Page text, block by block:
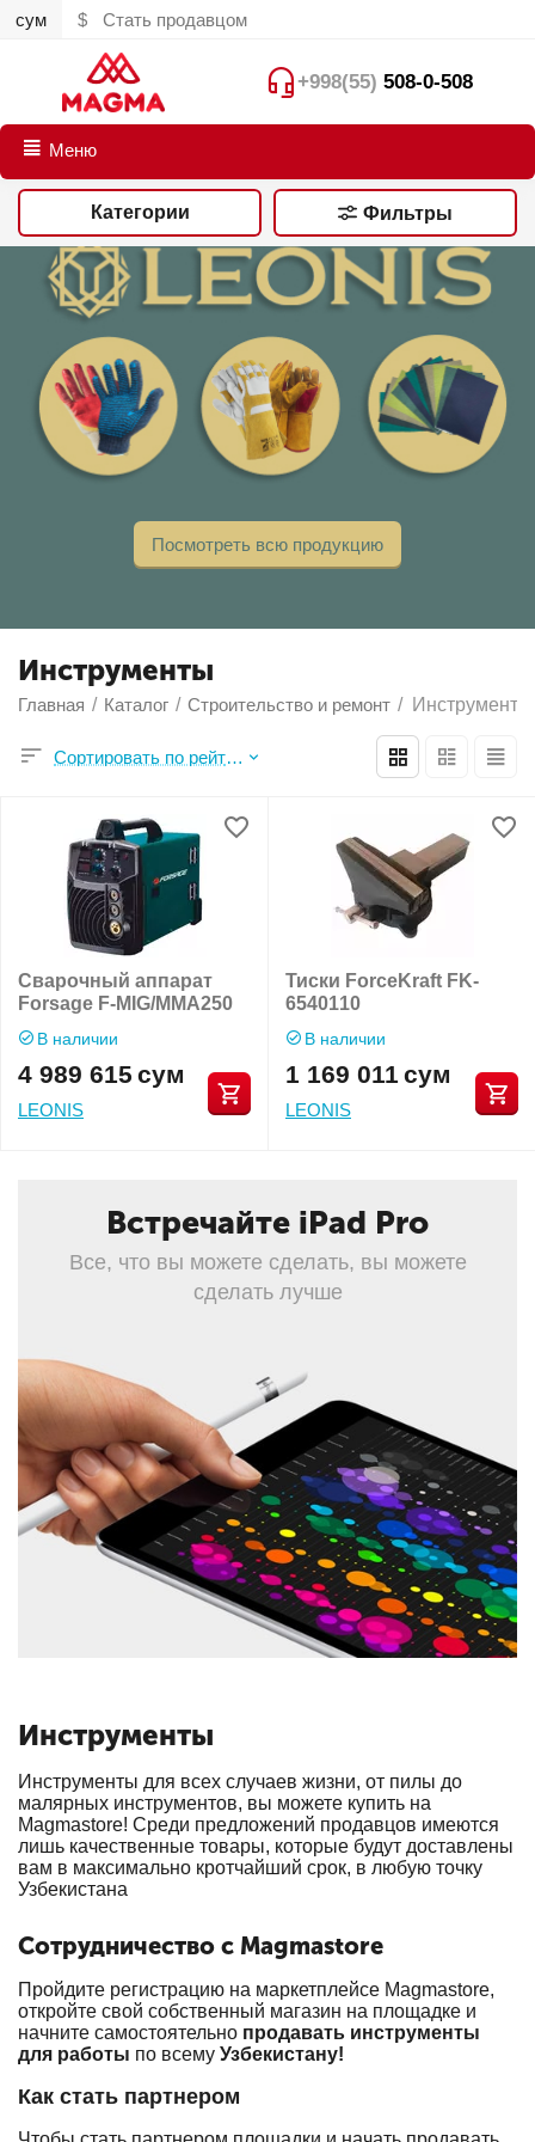
сум $ Стать продавцом
+998(55) 508-0-508
Меню
Категории Фильтры
Посмотреть всю продукцию
Инструменты
Главная / Каталог / Строительство и ремонт / Инструменты
Сортировать по рейтингу продавца
Сварочный аппарат
Forsage F-MIG/MMA250
В наличии
4 989 615 сум
LEONIS
Тиски ForceKraft FK-
6540110
В наличии
1 169 011 сум
LEONIS
Встречайте iPad Pro
Все, что вы можете сделать, вы можете
сделать лучше
Инструменты
Инструменты для всех случаев жизни, от пилы до
малярных инструментов, вы можете купить на
Magmastore! Среди предложений продавцов имеются
лишь качественные товары, которые будут доставлены
вам в максимально кротчайший срок, в любую точку
Узбекистана
Сотрудничество с Magmastore
Пройдите регистрацию на маркетплейсе Magmastore,
откройте свой собственный магазин на площадке и
начните самостоятельно продавать инструменты
для работы по всему Узбекистану!
Как стать партнером